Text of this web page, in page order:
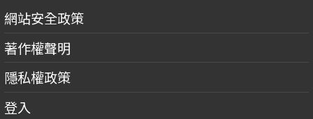
網站安全政策
著作權聲明
隱私權政策
登入